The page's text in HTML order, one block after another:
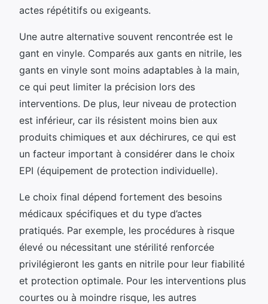
actes répétitifs ou exigeants.
Une autre alternative souvent rencontrée est le
gant en vinyle. Comparés aux gants en nitrile, les
gants en vinyle sont moins adaptables à la main,
ce qui peut limiter la précision lors des
interventions. De plus, leur niveau de protection
est inférieur, car ils résistent moins bien aux
produits chimiques et aux déchirures, ce qui est
un facteur important à considérer dans le choix
EPI (équipement de protection individuelle).
Le choix final dépend fortement des besoins
médicaux spécifiques et du type d’actes
pratiqués. Par exemple, les procédures à risque
élevé ou nécessitant une stérilité renforcée
privilégieront les gants en nitrile pour leur fiabilité
et protection optimale. Pour les interventions plus
courtes ou à moindre risque, les autres